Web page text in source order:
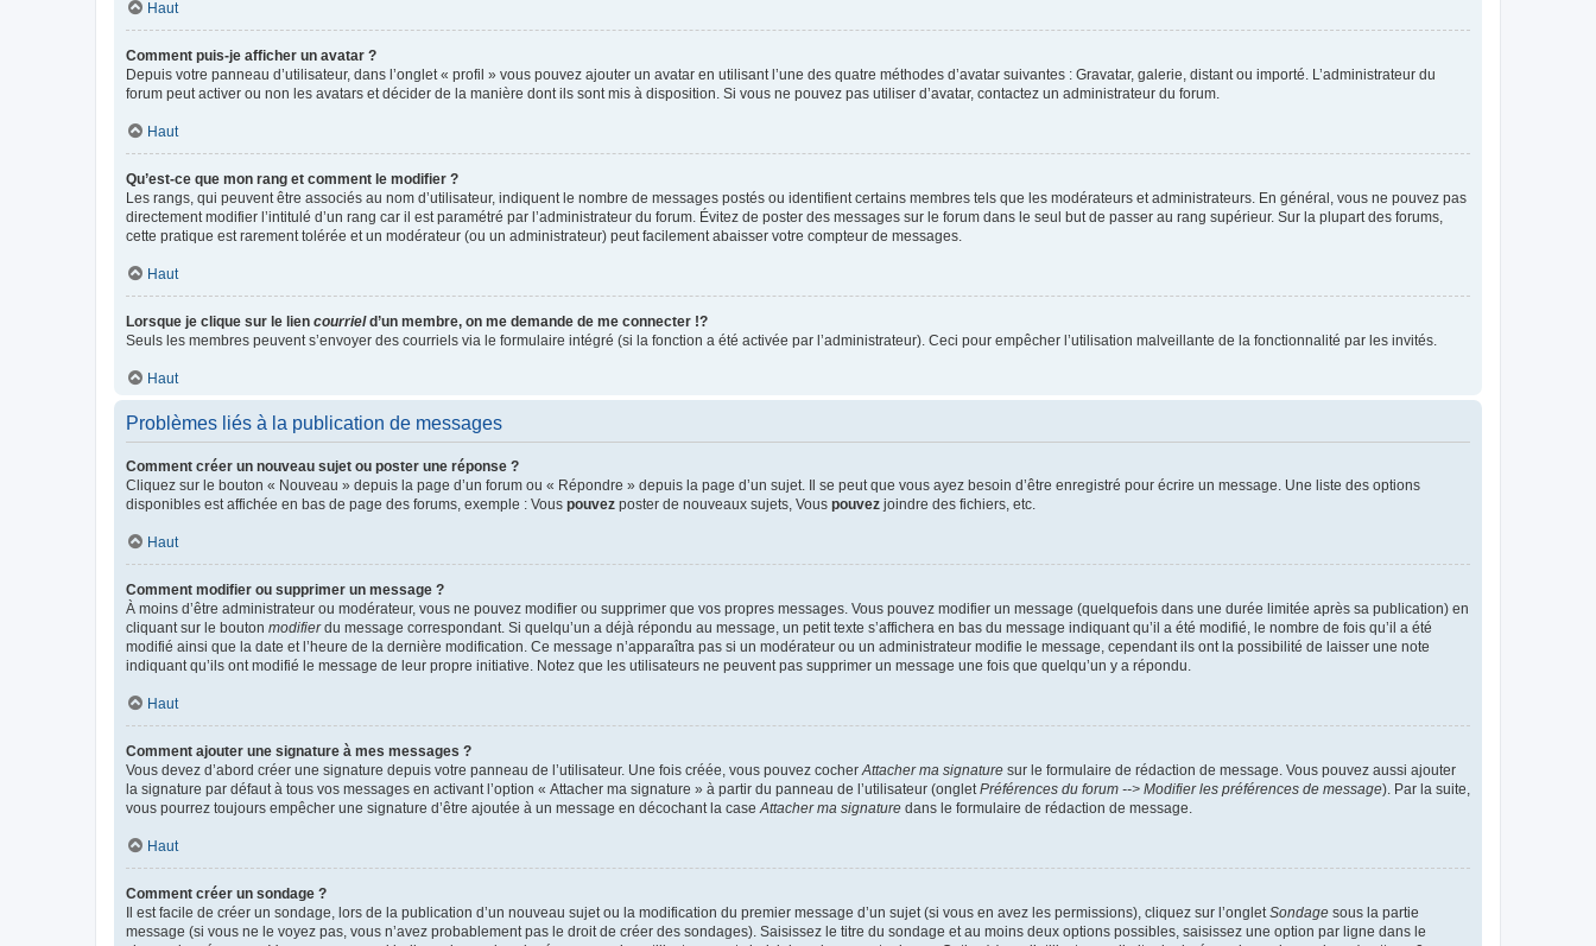
Haut
Comment puis-je afficher un avatar ?
Depuis votre panneau d’utilisateur, dans l’onglet « profil » vous pouvez ajouter un avatar en utilisant l’une des quatre méthodes d’avatar suivantes : Gravatar, galerie, distant ou importé. L’administrateur du
forum peut activer ou non les avatars et décider de la manière dont ils sont mis à disposition. Si vous ne pouvez pas utiliser d’avatar, contactez un administrateur du forum.
Haut
Qu’est-ce que mon rang et comment le modifier ?
Les rangs, qui peuvent être associés au nom d’utilisateur, indiquent le nombre de messages postés ou identifient certains membres tels que les modérateurs et administrateurs. En général, vous ne pouvez pas
directement modifier l’intitulé d’un rang car il est paramétré par l’administrateur du forum. Évitez de poster des messages sur le forum dans le seul but de passer au rang supérieur. Sur la plupart des forums,
cette pratique est rarement tolérée et un modérateur (ou un administrateur) peut facilement abaisser votre compteur de messages.
Haut
Lorsque je clique sur le lien courrield’un membre, on me demande de me connecter !?
Seuls les membres peuvent s’envoyer des courriels via le formulaire intégré (si la fonction a été activée par l’administrateur). Ceci pour empêcher l’utilisation malveillante de la fonctionnalité par les invités.
Haut
Problèmes liés à la publication de messages
Comment créer un nouveau sujet ou poster une réponse ?
Cliquez sur le bouton « Nouveau » depuis la page d’un forum ou « Répondre » depuis la page d’un sujet. Il se peut que vous ayez besoin d’être enregistré pour écrire un message. Une liste des options
disponibles est affichée en bas de page des forums, exemple : Vous pouvez poster de nouveaux sujets, Vous pouvez joindre des fichiers, etc.
Haut
Comment modifier ou supprimer un message ?
À moins d’être administrateur ou modérateur, vous ne pouvez modifier ou supprimer que vos propres messages. Vous pouvez modifier un message (quelquefois dans une durée limitée après sa publication) en
cliquant sur le bouton modifierdu message correspondant. Si quelqu’un a déjà répondu au message, un petit texte s’affichera en bas du message indiquant qu’il a été modifié, le nombre de fois qu’il a été
modifié ainsi que la date et l’heure de la dernière modification. Ce message n’apparaîtra pas si un modérateur ou un administrateur modifie le message, cependant ils ont la possibilité de laisser une note
indiquant qu’ils ont modifié le message de leur propre initiative. Notez que les utilisateurs ne peuvent pas supprimer un message une fois que quelqu’un y a répondu.
Haut
Comment ajouter une signature à mes messages ?
Vous devez d’abord créer une signature depuis votre panneau de l’utilisateur. Une fois créée, vous pouvez cocherAttacher ma signature sur le formulaire de rédaction de message. Vous pouvez aussi ajouter
la signature par défaut à tous vos messages en activant l’option « Attacher ma signature » à partir du panneau de l’utilisateur (ongletPréférences du forum --> Modifier les préférences de message). Par la suite,
vous pourrez toujours empêcher une signature d’être ajoutée à un message en décochant la caseAttacher ma signature dans le formulaire de rédaction de message.
Haut
Comment créer un sondage ?
Il est facile de créer un sondage, lors de la publication d’un nouveau sujet ou la modification du premier message d’un sujet (si vous en avez les permissions), cliquez sur l’ongletSondage sous la partie
message (si vous ne le voyez pas, vous n’avez probablement pas le droit de créer des sondages). Saisissez le titre du sondage et au moins deux options possibles, saisissez une option par ligne dans le